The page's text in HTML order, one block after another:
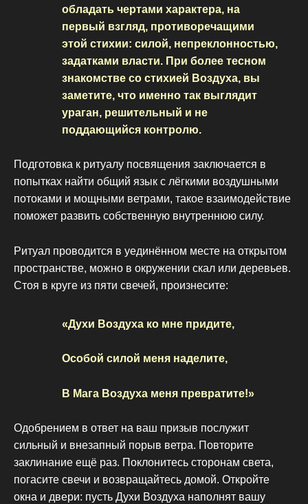
обладать чертами характера, на
первый взгляд, противоречащими
этой стихии: силой, непреклонностью,
задатками власти. При более тесном
знакомстве со стихией Воздуха, вы
заметите, что именно так выглядит
ураган, решительный и не
поддающийся контролю.
Подготовка к ритуалу посвящения заключается в
попытках найти общий язык с лёгкими воздушными
потоками и мощными ветрами, такое взаимодействие
поможет развить собственную внутреннюю силу.
Ритуал проводится в уединённом месте на открытом
пространстве, можно в окружении скал или деревьев.
Стоя в круге из пяти свечей, произнесите:
«Духи Воздуха ко мне придите,
Особой силой меня наделите,
В Мага Воздуха меня превратите!»
Одобрением в ответ на ваш призыв послужит
сильный и внезапный порыв ветра. Повторите
заклинание ещё раз. Поклонитесь сторонам света,
погасите свечи и возвращайтесь домой. Откройте
окна и двери: пусть Духи Воздуха наполнят вашу